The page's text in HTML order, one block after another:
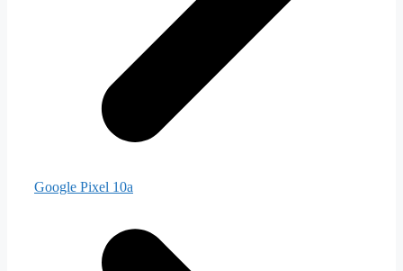
Google Pixel 10a